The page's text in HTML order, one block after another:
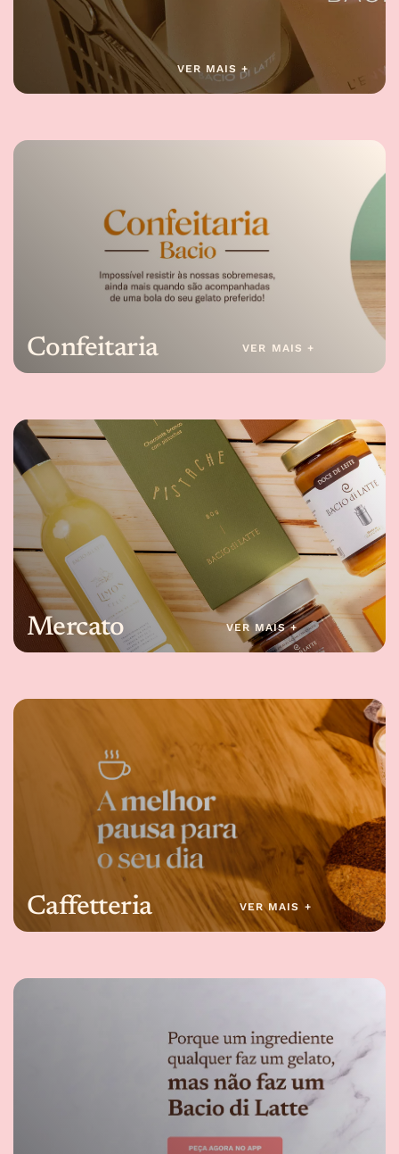
VER MAIS +
Confeitaria VER MAIS +
Mercato VER MAIS +
Caffetteria VER MAIS +